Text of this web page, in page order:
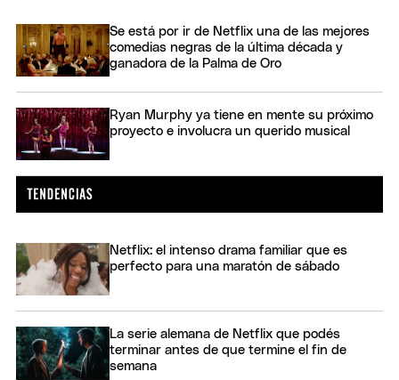
Se está por ir de Netflix una de las mejores
comedias negras de la última década y
ganadora de la Palma de Oro
Ryan Murphy ya tiene en mente su próximo
proyecto e involucra un querido musical
Netflix: el intenso drama familiar que es
perfecto para una maratón de sábado
La serie alemana de Netflix que podés
terminar antes de que termine el fin de
semana